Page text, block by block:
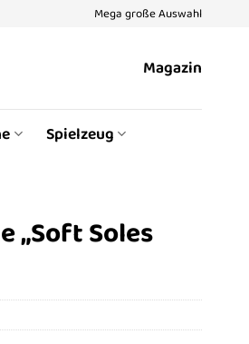
Mega große Auswahl
Magazin
Spielzeug
„Soft Soles